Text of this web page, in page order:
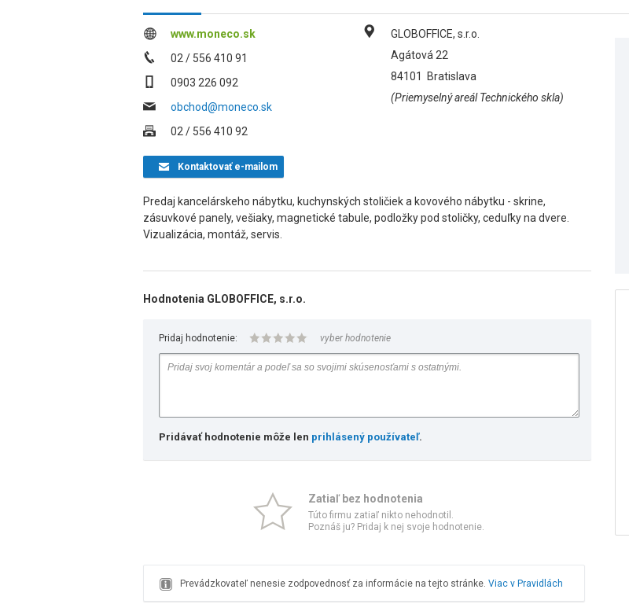
www.moneco.sk
02 / 556 410 91
0903 226 092
obchod@moneco.sk
02 / 556 410 92
GLOBOFFICE, s.r.o.
Agátová 22
84101
Bratislava
(Priemyselný areál Technického skla)
Kontaktovaťe-mailom
Predaj kancelárskeho nábytku, kuchynských stoličiek a kovového nábytku - skrine,
zásuvkové panely, vešiaky, magnetické tabule, podložky pod stoličky, ceduľky na dvere.
Vizualizácia, montáž, servis.
Hodnotenia GLOBOFFICE, s.r.o.
Pridaj hodnotenie: vyber hodnotenie
Pridávať hodnotenie môže len prihlásený používateľ.
Zatiaľ bez hodnotenia
Túto firmu zatiaľ nikto nehodnotil.
Poznáš ju? Pridaj k nej svoje hodnotenie.
Prevádzkovateľ nenesie zodpovednosť za informácie na tejto stránke. Viac v Pravidlách